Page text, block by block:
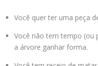
Você quer ter uma peça
Você não tem tempo (ou
a árvore ganhar forma.